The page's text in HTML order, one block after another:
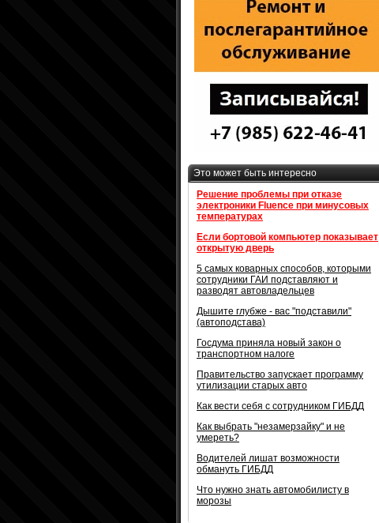
Это может быть интересно
Решение проблемы при отказе
электроники Fluence при минусовых
температурах
Если бортовой компьютер показывает
открытую дверь
5 самых коварных способов, которыми
сотрудники ГАИ подставляют и
разводят автовладельцев
Дышите глубже - вас "подставили"
(автоподстава)
Госдума приняла новый закон о
транспортном налоге
Правительство запускает программу
утилизации старых авто
Как вести себя с сотрудником ГИБДД
Как выбрать "незамерзайку" и не
умереть?
Водителей лишат возможности
обмануть ГИБДД
Что нужно знать автомобилисту в
морозы